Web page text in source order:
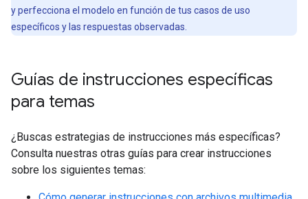
y perfecciona el modelo en función de tus casos de uso
específicos y las respuestas observadas.
Guías de instrucciones específicas
para temas
¿Buscas estrategias de instrucciones más específicas?
Consulta nuestras otras guías para crear instrucciones
sobre los siguientes temas: